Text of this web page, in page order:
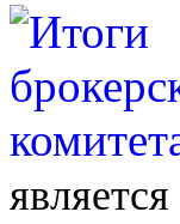
является